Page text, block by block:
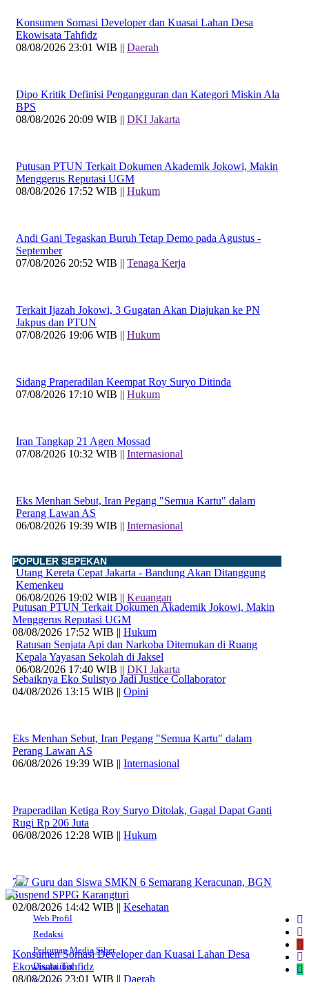
Konsumen Somasi Developer dan Kuasai Lahan Desa
Ekowisata Tahfidz
08/08/2026 23:01 WIB || Daerah
Dipo Kritik Definisi Pengangguran dan Kategori Miskin Ala
BPS
08/08/2026 20:09 WIB || DKI Jakarta
Putusan PTUN Terkait Dokumen Akademik Jokowi, Makin
Menggerus Reputasi UGM
08/08/2026 17:52 WIB || Hukum
Andi Gani Tegaskan Buruh Tetap Demo pada Agustus -
September
07/08/2026 20:52 WIB || Tenaga Kerja
Terkait Ijazah Jokowi, 3 Gugatan Akan Diajukan ke PN
Jakpus dan PTUN
07/08/2026 19:06 WIB || Hukum
Sidang Praperadilan Keempat Roy Suryo Ditinda
07/08/2026 17:10 WIB || Hukum
Iran Tangkap 21 Agen Mossad
07/08/2026 10:32 WIB || Internasional
Eks Menhan Sebut, Iran Pegang "Semua Kartu" dalam
Perang Lawan AS
06/08/2026 19:39 WIB || Internasional
Utang Kereta Cepat Jakarta - Bandung Akan Ditanggung
Kemenkeu
06/08/2026 19:02 WIB || Keuangan
Ratusan Senjata Api dan Narkoba Ditemukan di Ruang
Kepala Yayasan Sekolah di Jaksel
06/08/2026 17:40 WIB || DKI Jakarta
POPULER SEPEKAN
Putusan PTUN Terkait Dokumen Akademik Jokowi, Makin
Menggerus Reputasi UGM
08/08/2026 17:52 WIB || Hukum
Sebaiknya Eko Sulistyo Jadi Justice Collaborator
04/08/2026 13:15 WIB || Opini
Eks Menhan Sebut, Iran Pegang "Semua Kartu" dalam
Perang Lawan AS
06/08/2026 19:39 WIB || Internasional
Praperadilan Ketiga Roy Suryo Ditolak, Gagal Dapat Ganti
Rugi Rp 206 Juta
06/08/2026 12:28 WIB || Hukum
707 Guru dan Siswa SMKN 6 Semarang Keracunan, BGN
Suspend SPPG Karangturi
02/08/2026 14:42 WIB || Kesehatan
Konsumen Somasi Developer dan Kuasai Lahan Desa
Ekowisata Tahfidz
08/08/2026 23:01 WIB || Daerah
Web Profil
Redaksi
Pedoman Media Siber
Disclaimer